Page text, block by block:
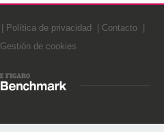
Política de privacidad
Contacto
Gestión de cookies